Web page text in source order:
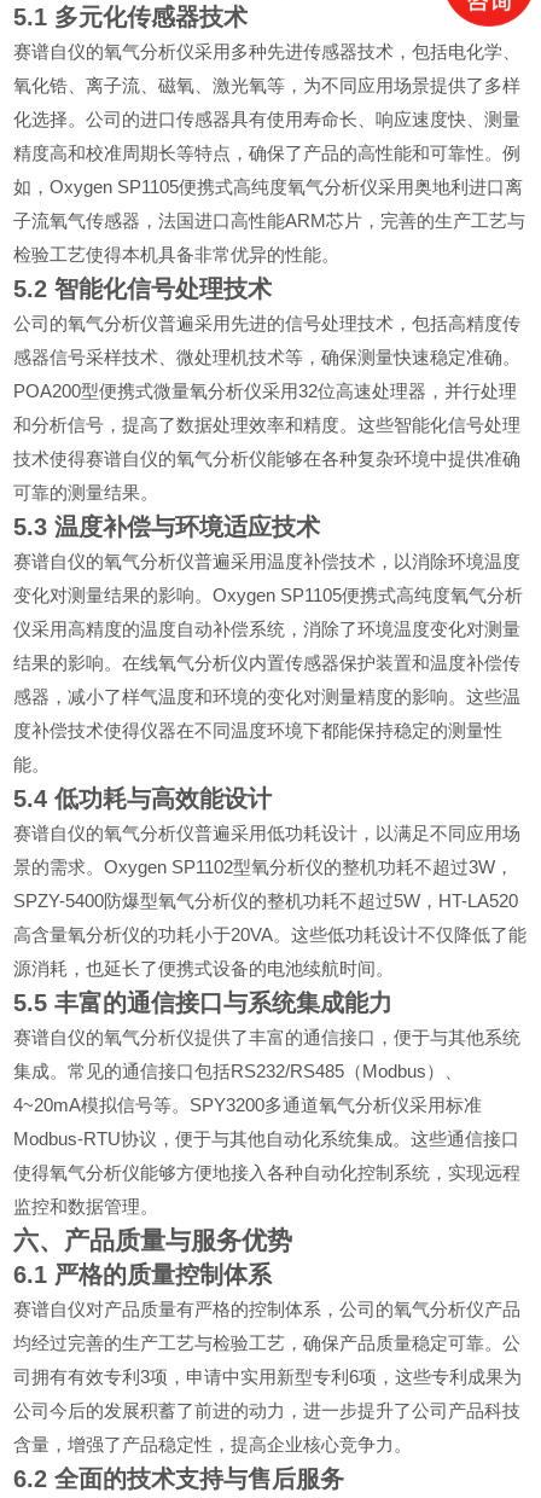
5.1 多元化传感器技术
赛谱自仪的氧气分析仪采用多种先进传感器技术，包括电化学、
氧化锆、离子流、磁氧、激光氧等，为不同应用场景提供了多样
化选择。公司的进口传感器具有使用寿命长、响应速度快、测量
精度高和校准周期长等特点，确保了产品的高性能和可靠性。例
如，Oxygen SP1105便携式高纯度氧气分析仪采用奥地利进口离
子流氧气传感器，法国进口高性能ARM芯片，完善的生产工艺与
检验工艺使得本机具备非常优异的性能。
5.2智能化信号处理技术
公司的氧气分析仪普遍采用先进的信号处理技术，包括高精度传
感器信号采样技术、微处理机技术等，确保测量快速稳定准确。
POA200型便携式微量氧分析仪采用32位高速处理器，并行处理
和分析信号，提高了数据处理效率和精度。这些智能化信号处理
技术使得赛谱自仪的氧气分析仪能够在各种复杂环境中提供准确
可靠的测量结果。
5.3温度补偿与环境适应技术
赛谱自仪的氧气分析仪普遍采用温度补偿技术，以消除环境温度
变化对测量结果的影响。Oxygen SP1105便携式高纯度氧气分析
仪采用高精度的温度自动补偿系统，消除了环境温度变化对测量
结果的影响。在线氧气分析仪内置传感器保护装置和温度补偿传
感器，减小了样气温度和环境的变化对测量精度的影响。这些温
度补偿技术使得仪器在不同温度环境下都能保持稳定的测量性
能。
5.4低功耗与高效能设计
赛谱自仪的氧气分析仪普遍采用低功耗设计，以满足不同应用场
景的需求。Oxygen SP1102型氧分析仪的整机功耗不超过3W ，
SPZY-5400防爆型氧气分析仪的整机功耗不超过5W ， HT-LA520
高含量氧分析仪的功耗小于20VA。这些低功耗设计不仅降低了能
源消耗，也延长了便携式设备的电池续航时间。
5.5丰富的通信接口与系统集成能力
赛谱自仪的氧气分析仪提供了丰富的通信接口，便于与其他系统
集成。常见的通信接口包括RS232/RS485 （Modbus）、
4~20mA模拟信号等。 SPY3200多通道氧气分析仪采用标准
Modbus-RTU协议，便于与其他自动化系统集成。这些通信接口
使得氧气分析仪能够方便地接入各种自动化控制系统，实现远程
监控和数据管理。
六、产品质量与服务优势
6.1 严格的质量控制体系
赛谱自仪对产品质量有严格的控制体系，公司的氧气分析仪产品
均经过完善的生产工艺与检验工艺，确保产品质量稳定可靠。公
司拥有有效专利3项，申请中实用新型专利6项，这些专利成果为
公司今后的发展积蓄了前进的动力，进一步提升了公司产品科技
含量，增强了产品稳定性，提高企业核心竞争力。
6.2全面的技术支持与售后服务